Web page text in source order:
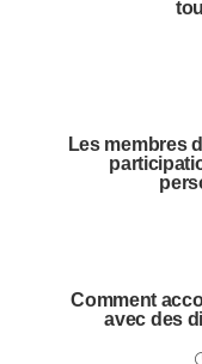
Les membres
Comment
avec des